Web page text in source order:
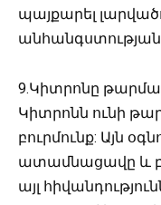
պայքարել
անհանգստության
9.Կիտրոնը
Կիտրոնն ունի
բուրմունք: Այն
ատամնացավը և
այլ